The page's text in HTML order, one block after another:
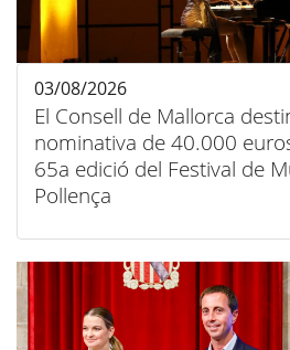
El Consell de Mallorca
nominativa de 40.000
65a edició del Festival de
Pollença
03/08/2026